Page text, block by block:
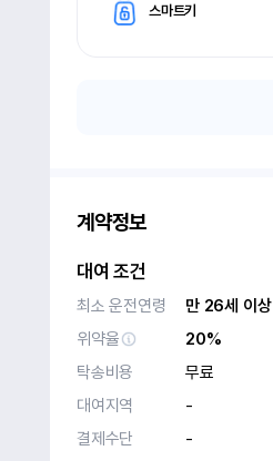
스마트키
계약정보
대여 조건
최소 운전연령
만 26세 이상
위약율
20%
탁송비용
무료
대여지역
-
결제수단
-